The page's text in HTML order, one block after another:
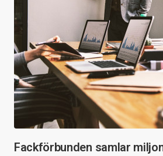
Fackförbunden samlar